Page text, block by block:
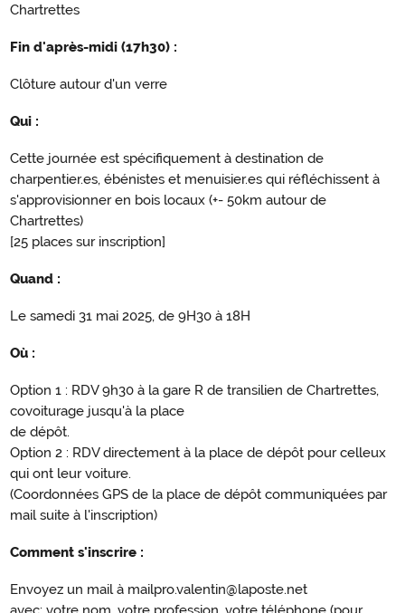
Chartrettes
Fin d'après-midi (17h30) :
Clôture autour d'un verre
Qui :
Cette journée est spécifiquement à destination de
charpentier.es, ébénistes et menuisier.es qui réfléchissent à
s'approvisionner en bois locaux (+- 50km autour de
Chartrettes)
[25 places sur inscription]
Quand :
Le samedi 31 mai 2025, de 9H30 à 18H
Où :
Option 1 : RDV 9h30 à la gare R de transilien de Chartrettes,
covoiturage jusqu'à la place
de dépôt.
Option 2 : RDV directement à la place de dépôt pour celleux
qui ont leur voiture.
(Coordonnées GPS de la place de dépôt communiquées par
mail suite à l'inscription)
Comment s'inscrire :
Envoyez un mail à mailpro.valentin@laposte.net